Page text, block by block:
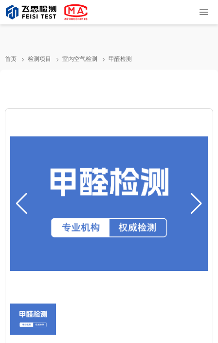
首页 检测项目 室内空气检测 甲醛检测